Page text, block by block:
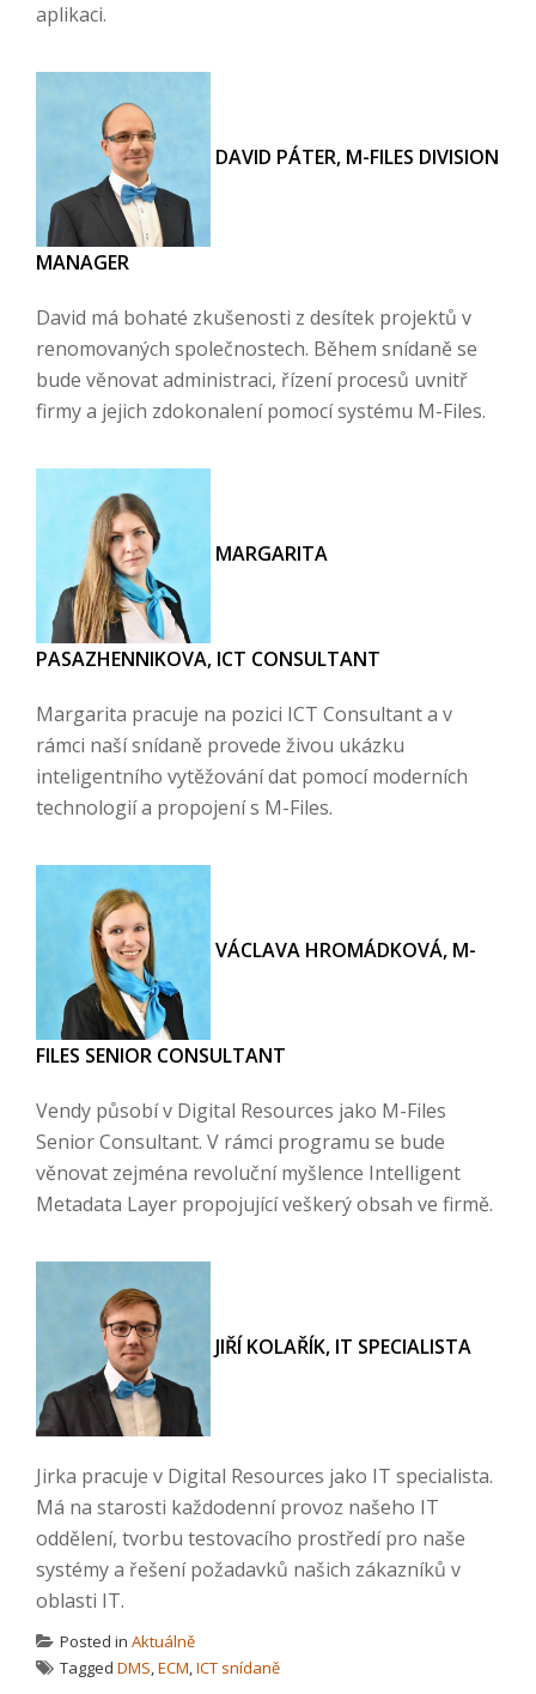
aplikaci.
DAVID PÁTER, M-FILES DIVISION
MANAGER
David má bohaté zkušenosti z desítek projektů v
renomovaných společnostech. Během snídaně se
bude věnovat administraci, řízení procesů uvnitř
firmy a jejich zdokonalení pomocí systému M-Files.
MARGARITA
PASAZHENNIKOVA, ICT CONSULTANT
Margarita pracuje na pozici ICT Consultant a v
rámci naší snídaně provede živou ukázku
inteligentního vytěžování dat pomocí moderních
technologií a propojení s M-Files.
VÁCLAVA HROMÁDKOVÁ, M-
FILES SENIOR CONSULTANT
Vendy působí v Digital Resources jako M-Files
Senior Consultant. V rámci programu se bude
věnovat zejména revoluční myšlence Intelligent
Metadata Layer propojující veškerý obsah ve firmě.
JIŘÍ KOLAŘÍK, IT SPECIALISTA
Jirka pracuje v Digital Resources jako IT specialista.
Má na starosti každodenní provoz našeho IT
oddělení, tvorbu testovacího prostředí pro naše
systémy a řešení požadavků našich zákazníků v
oblasti IT.
Posted in Aktuálně
Tagged DMS,ECM,ICT snídaně